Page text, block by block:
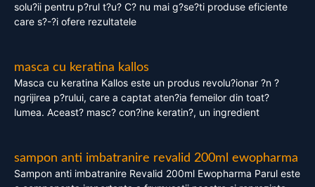
solu?ii pentru p?rul t?u? C? nu mai g?se?ti produse eficiente
care s?-?i ofere rezultatele
masca cu keratina kallos
Masca cu keratina Kallos este un produs revolu?ionar ?n ?
ngrijirea p?rului, care a captat aten?ia femeilor din toat?
lumea. Aceast? masc? con?ine keratin?, un ingredient
sampon anti imbatranire revalid 200ml ewopharma
Sampon anti imbatranire Revalid 200ml Ewopharma Parul este